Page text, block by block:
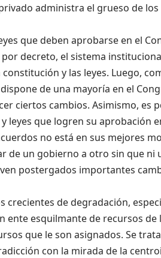
administra el grueso de
que deben aprobarse en el
decreto, el sistema
y las leyes. Luego,
de una mayoría en el
ciertos cambios. Asimismo, es
leyes que logren su aprobación
no está en sus mejores
de un gobierno a otro sin que ni
postergados importantes
crecientes de degradación,
ente esquilmante de recursos de
que le son asignados. Se
con la mirada de la